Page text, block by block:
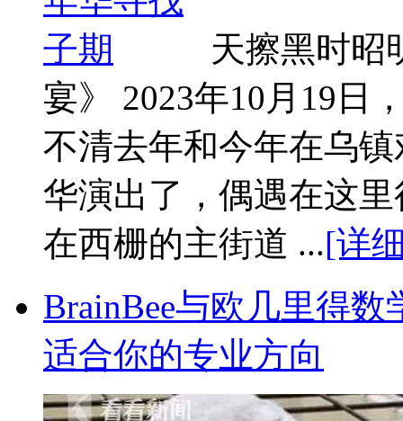
天擦黑时昭
宴》 2023年10月19日
不清去年和今年在乌
华演出了，偶遇在这
在西栅的主街道 ...[详
BrainBee与欧几里得
适合你的专业方向